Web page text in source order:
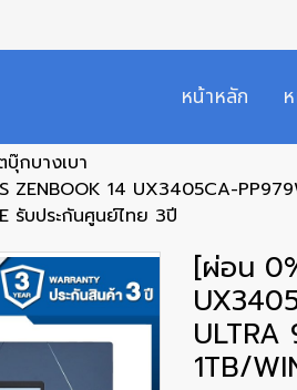
หน้าหลัก
บุ๊กบางเบา
ZENBOOK 14 UX3405CA-
รับประกันศูนย์ไทย 3ปี
[ผ่อน
ULTRA
1TB/